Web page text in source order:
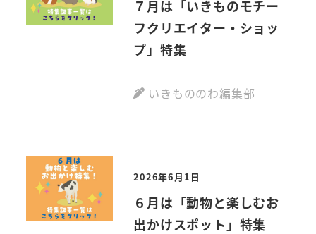
７月は「いきものモチー
フクリエイター・ショッ
プ」特集
いきもののわ編集部
2026年6月1日
６月は「動物と楽しむお
出かけスポット」特集